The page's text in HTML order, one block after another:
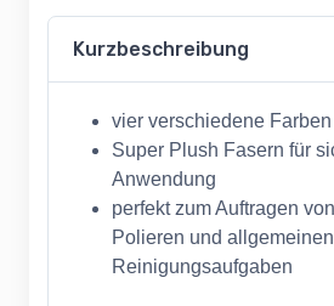
Kurzbeschreibung
vier verschiedene Farben
Super Plush Fasern für
Anwendung
perfekt zum Auftragen
Polieren und allgemeinen
Reinigungsaufgaben